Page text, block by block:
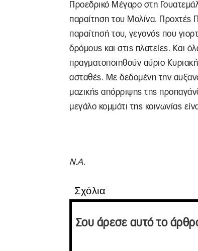
Προεδρικό Μέγαρο στη
παραίτηση του Μολίνα. Προχτές
παραίτησή του, γεγονός που
δρόμους και στις πλατείες. Και
πραγματοποιηθούν αύριο
ασταθές. Με δεδομένη την
μαζικής απόρριψης της
μεγάλο κομμάτι της κοινωνίας
Ν.Α.
Σχόλια
Σου άρεσε αυτό το